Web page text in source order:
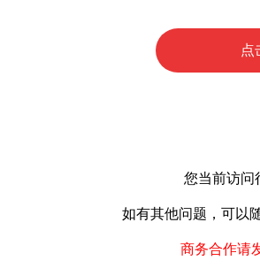
点
您当前访问
如有其他问题，可以
商务合作请